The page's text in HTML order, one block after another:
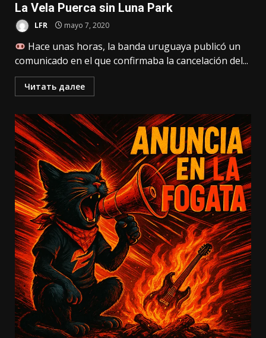
La Vela Puerca sin Luna Park
LFR mayo 7, 2020
Hace unas horas, la banda uruguaya publicó un
comunicado en el que confirmaba la cancelación del...
Читать далее